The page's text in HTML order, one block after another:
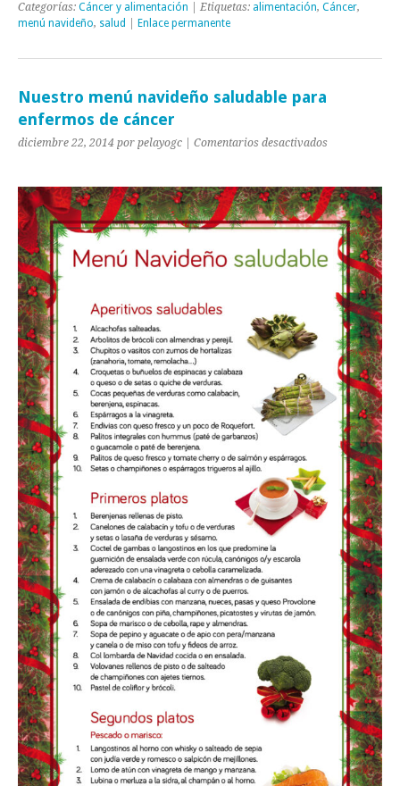
Categorías: Cáncer y alimentación | Etiquetas: alimentación, Cáncer,
menú navideño, salud Enlace permanente
Nuestro menú navideño saludable para
enfermos de cáncer
diciembre 22, 2014 por pelayogc | Comentarios desactivadosen
navideño
saludable
para
enfermos
de
cáncer